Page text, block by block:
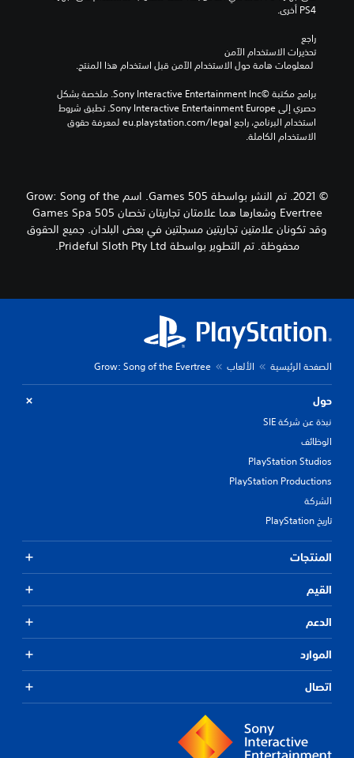
PS4 أخرى.
راجع
تحذيرات الاستخدام الآمن
الاستخدام الكاملة.
© 2021. تم النشر بواسطة 505 Games. اسم Grow: Song of the
Evertree وشعارها هما علامتان تجاريتان تخصان 505 Games Spa
وقد تكونان علامتين تجاريتين مسجلتين في بعض البلدان. جميع الحقوق
محفوظة. تم التطوير بواسطة Prideful Sloth Pty Ltd.
الصفحة الرئيسية الألعاب Grow: Song of the Evertree
حول
نبذة عن شركة SIE
الوظائف
PlayStation Studios
PlayStation Productions
الشركة
تاريخ PlayStation
المنتجات
القيم
الدعم
الموارد
اتصال